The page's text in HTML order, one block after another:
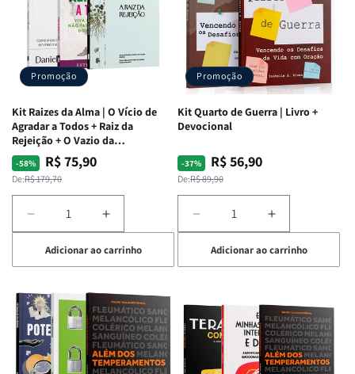
Promoção
Kit Raizes da Alma | O Vício de
Agradar a Todos + Raiz da
Rejeição + O Vazio da
Insatisfação.
-58%
Preço
normal
De:R$ 179,70
Preço
promocional
R$ 75,90
Diminuir
a
quantidade
de
Raizes
da
Alma
|
O
Aumentar
a
quantidade
de
Raizes
da
Alma
|
O
Adicionar ao carrinho
Promoção
Kit Quarto de Guerra | Livro +
Devocional
-37%
Preço
normal
De:R$ 89,90
Preço
promocional
R$ 56,90
Diminuir
a
quantidade
de
Quarto
de
Guerra
Livro
Aumentar
a
quantidade
de
Quarto
de
Guerra
|
Livro
Adicionar ao carrinho